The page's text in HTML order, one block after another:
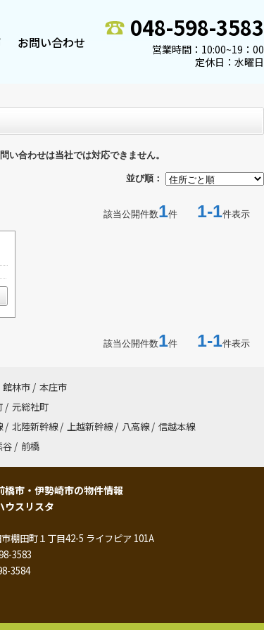
お問い合わせ
048-598-3583
営業時間：10:00~19：00
定休日：水曜日
合わせは当社では対応できません。
並び順：
該当公開件数1件 1-1件表示
該当公開件数1件 1-1件表示
館林市 / 本庄市
/ 元総社町
/ 北陸新幹線 / 上越新幹線 / 八高線 / 信越本線
谷 / 前橋
橋市・伊勢崎市の物件情報
ウスリスタ
棚田町１丁目42-5 ライフピア 101A
3583
3584